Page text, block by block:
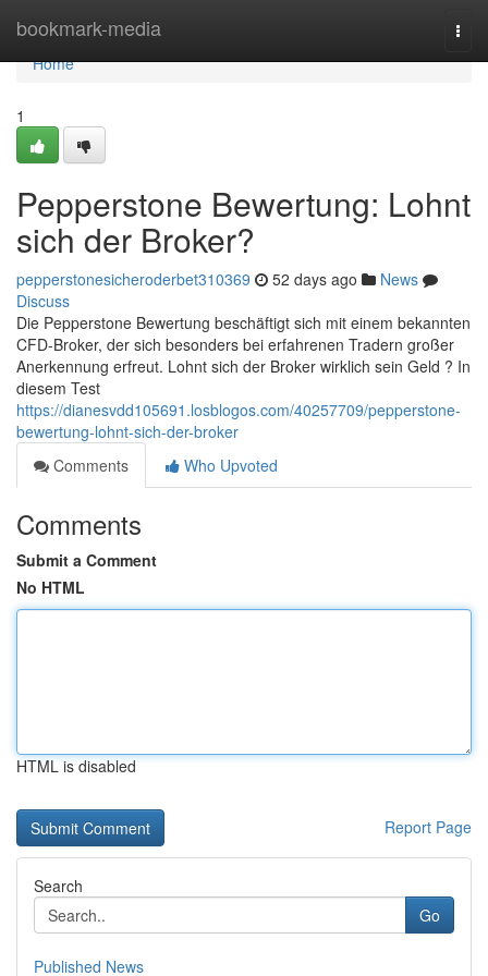
bookmark-media
Home
Home
1
Pepperstone Bewertung: Lohnt
sich der Broker?
pepperstonesicheroderbet310369 52 days ago
News
Discuss
Die Pepperstone Bewertung beschäftigt sich mit einem bekannten
CFD-Broker, der sich besonders bei erfahrenen Tradern großer
Anerkennung erfreut. Lohnt sich der Broker wirklich sein Geld ? In
diesem Test
https://dianesvdd105691.losblogos.com/40257709/pepperstone-
bewertung-lohnt-sich-der-broker
Comments
Who Upvoted
Comments
Submit a Comment
No HTML
HTML is disabled
Report Page
Search
Go
Published News